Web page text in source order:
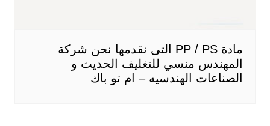
مادة PP / PS التى نقدمها نحن شركة
المهندس منسي للتغليف الحديث و
الصناعات الهندسيه – ام تو باك